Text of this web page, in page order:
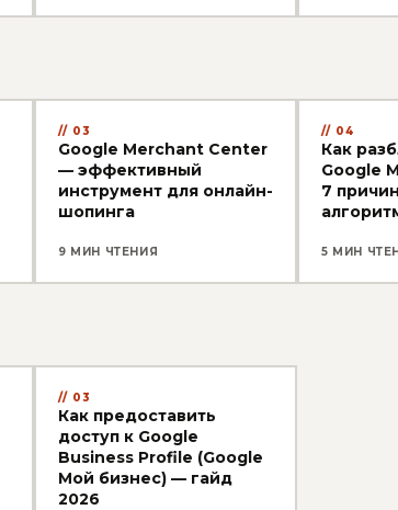
03
Google Merchant Center
— эффективный
инструмент для онлайн-
шопинга
9 МИН ЧТЕНИЯ
04
Как
Google
7
5 МИН
03
Как предоставить
доступ к Google
Business Profile (Google
Мой бизнес) — гайд
2026